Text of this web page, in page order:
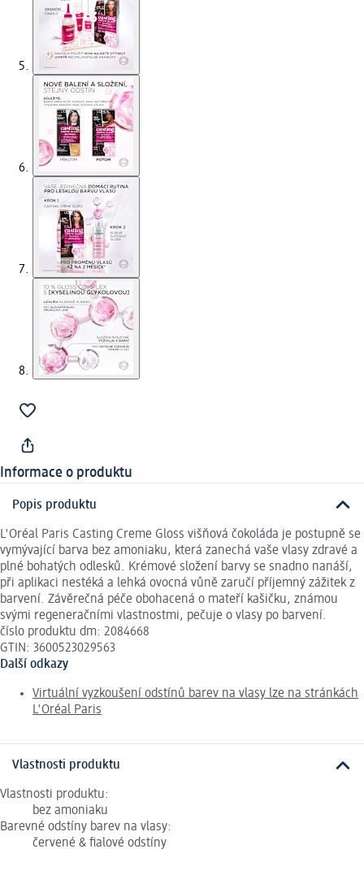
Informace o produktu
Popis produktu
L'Oréal Paris Casting Creme Gloss višňová čokoláda je postupně se
vymývající barva bez amoniaku, která zanechá vaše vlasy zdravé a
plné bohatých odlesků. Krémové složení barvy se snadno nanáší,
při aplikaci nestéká a lehká ovocná vůně zaručí příjemný zážitek z
barvení. Závěrečná péče obohacená o mateří kašičku, známou
svými regeneračními vlastnostmi, pečuje o vlasy po barvení.
číslo produktu dm: 2084668
GTIN: 3600523029563
Další odkazy
Virtuální vyzkoušení odstínů barev na vlasy lze na stránkách
L'Oréal Paris
Vlastnosti produktu
Vlastnosti produktu:
bez amoniaku
Barevné odstíny barev na vlasy:
červené & fialové odstíny